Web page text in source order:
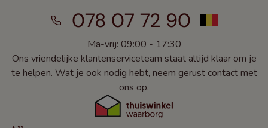
078 07 72 90
Ma-vrij: 09:00 - 17:30
Ons vriendelijke klantenserviceteam staat altijd klaar om je
te helpen. Wat je ook nodig hebt, neem gerust contact met
ons op.